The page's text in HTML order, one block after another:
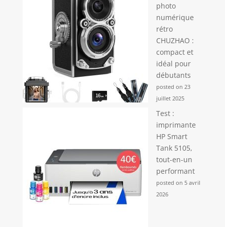
photo
numérique
rétro
CHUZHAO :
compact et
idéal pour
débutants
posted on 23
juillet 2025
Test :
imprimante
HP Smart
Tank 5105,
tout-en-un
performant
posted on 5 avril
2026